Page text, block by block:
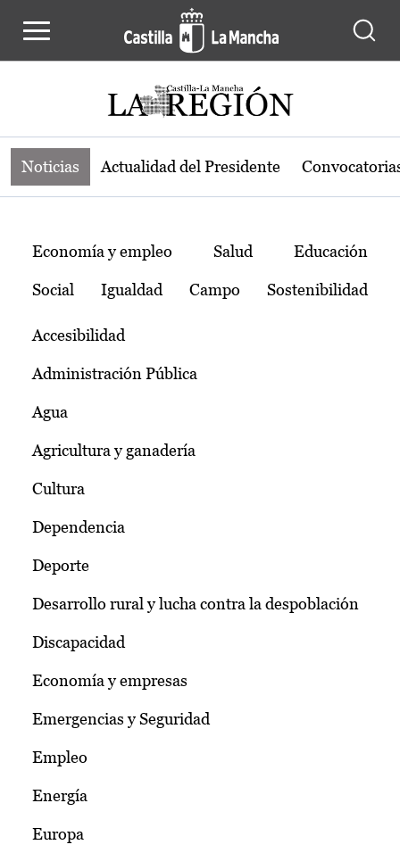
Noticias de la región de Castilla-La
Noticias Actualidad del Presidente
Temas
Economía y empleo Salud Educación
Social Igualdad Campo Sostenibilidad
Accesibilidad
Administración Pública
Agua
Agricultura y ganadería
Cultura
Dependencia
Deporte
Desarrollo rural y lucha contra la despoblación
Discapacidad
Economía y empresas
Emergencias y Seguridad
Empleo
Energía
Europa